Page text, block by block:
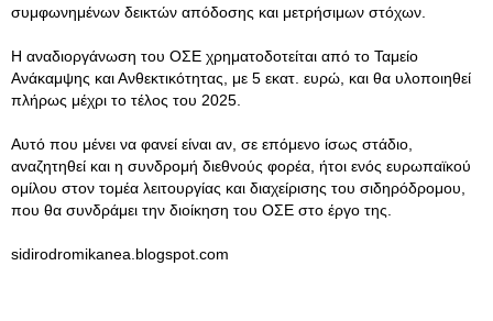
συμφωνημένων δεικτών απόδοσης και μετρήσιμων στόχων.
Η αναδιοργάνωση του ΟΣΕ χρηματοδοτείται από το Ταμείο
Ανάκαμψης και Ανθεκτικότητας, με 5 εκατ. ευρώ, και θα υλοποιηθεί
πλήρως μέχρι το τέλος του 2025.
Αυτό που μένει να φανεί είναι αν, σε επόμενο ίσως στάδιο,
αναζητηθεί και η συνδρομή διεθνούς φορέα, ήτοι ενός ευρωπαϊκού
ομίλου στον τομέα λειτουργίας και διαχείρισης του σιδηρόδρομου,
που θα συνδράμει την διοίκηση του ΟΣΕ στο έργο της.
sidirodromikanea.blogspot.com